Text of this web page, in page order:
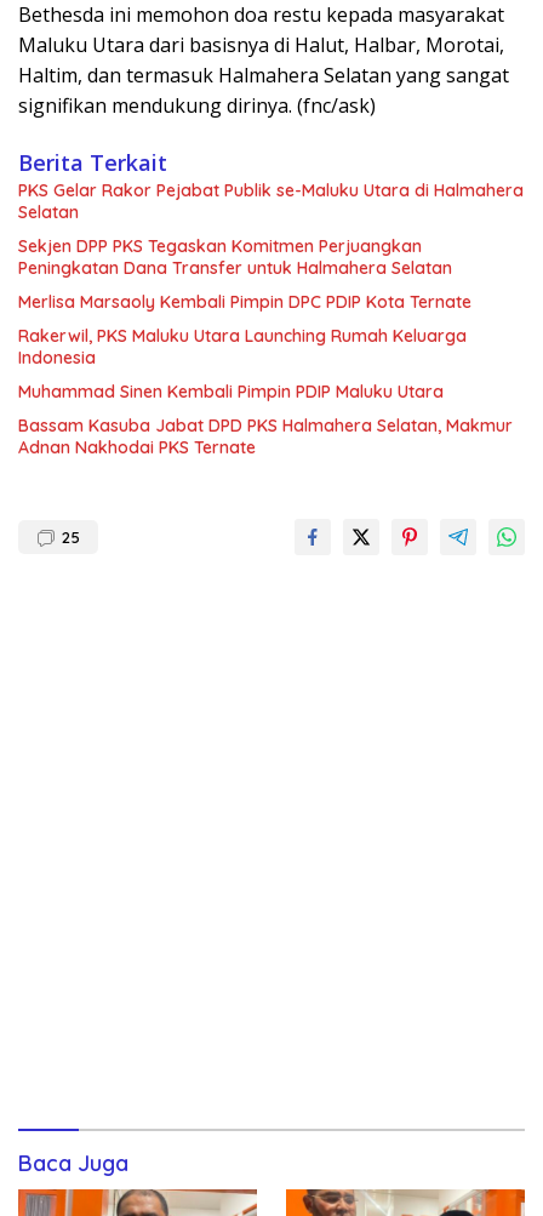
Bethesda ini memohon doa restu kepada masyarakat
Maluku Utara dari basisnya di Halut, Halbar, Morotai,
Haltim, dan termasuk Halmahera Selatan yang sangat
signifikan mendukung dirinya. (fnc/ask)
Berita Terkait
PKS Gelar Rakor Pejabat Publik se-Maluku Utara di Halmahera
Selatan
Sekjen DPP PKS Tegaskan Komitmen Perjuangkan
Peningkatan Dana Transfer untuk Halmahera Selatan
Merlisa Marsaoly Kembali Pimpin DPC PDIP Kota Ternate
Rakerwil, PKS Maluku Utara Launching Rumah Keluarga
Indonesia
Muhammad Sinen Kembali Pimpin PDIP Maluku Utara
Bassam Kasuba Jabat DPD PKS Halmahera Selatan, Makmur
Adnan Nakhodai PKS Ternate
25
Baca Juga